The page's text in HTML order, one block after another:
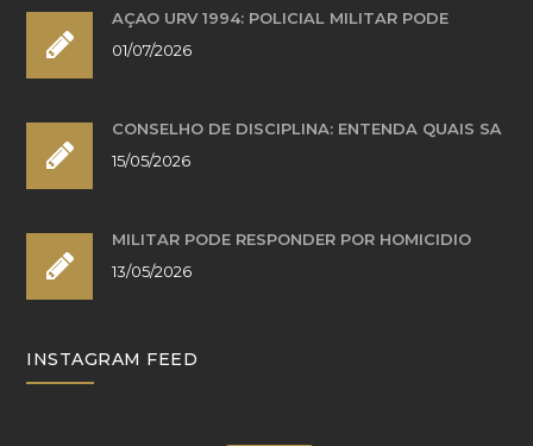
AÇÃO URV 1994: POLICIAL MILITAR PODE
01/07/2026
CONSELHO DE DISCIPLINA: ENTENDA QUAIS SÃ
15/05/2026
MILITAR PODE RESPONDER POR HOMICÍDIO
13/05/2026
INSTAGRAM FEED